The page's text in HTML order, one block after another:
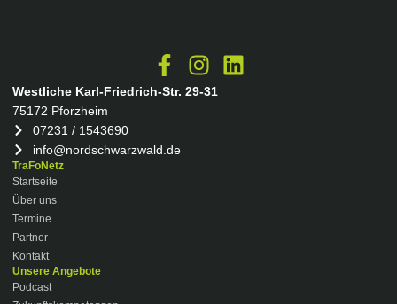
Westliche Karl-Friedrich-Str. 29-31
75172 Pforzheim
07231 / 1543690
info@nordschwarzwald.de
TraFoNetz
Startseite
Über uns
Termine
Partner
Kontakt
Unsere Angebote
Podcast